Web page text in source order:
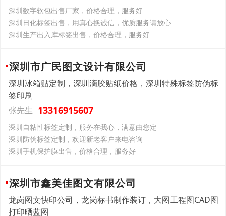
深圳数字软包出售厂家，价格合理，服务好
深圳日化标签出售，用真心换诚信，优质服务请放心
深圳生产出入库标签出售，价格合理，服务好
深圳市广民图文设计有限公司
深圳冰箱贴定制，深圳滴胶贴纸价格，深圳特殊标签防伪标
签印刷
张先生 13316915607
深圳自粘性标签定制，服务在我心，满意由您定
深圳防伪标签定制，欢迎新老客户来电咨询
深圳手机保护膜出售，价格合理，服务好
深圳市鑫美佳图文有限公司
龙岗图文快印公司，龙岗标书制作装订，大图工程图CAD图
打印晒蓝图